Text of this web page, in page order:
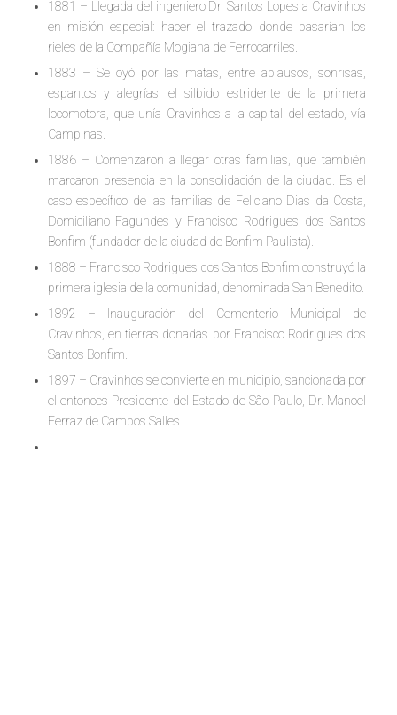
1881 – Llegada del ingeniero Dr. Santos Lopes a Cravinhos
en misión especial: hacer el trazado donde pasarían los
rieles de la Compañía Mogiana de Ferrocarriles.
1883 – Se oyó por las matas, entre aplausos, sonrisas,
espantos y alegrías, el silbido estridente de la primera
locomotora, que unía Cravinhos a la capital del estado, vía
Campinas.
1886 – Comenzaron a llegar otras familias, que también
marcaron presencia en la consolidación de la ciudad. Es el
caso específico de las familias de Feliciano Dias da Costa,
Domiciliano Fagundes y Francisco Rodrigues dos Santos
Bonfim (fundador de la ciudad de Bonfim Paulista).
1888 – Francisco Rodrigues dos Santos Bonfim construyó la
primera iglesia de la comunidad, denominada San Benedito.
1892 – Inauguración del Cementerio Municipal de
Cravinhos, en tierras donadas por Francisco Rodrigues dos
Santos Bonfim.
1897 – Cravinhos se convierte en municipio, sancionada por
el entonces Presidente del Estado de São Paulo, Dr. Manoel
Ferraz de Campos Salles.